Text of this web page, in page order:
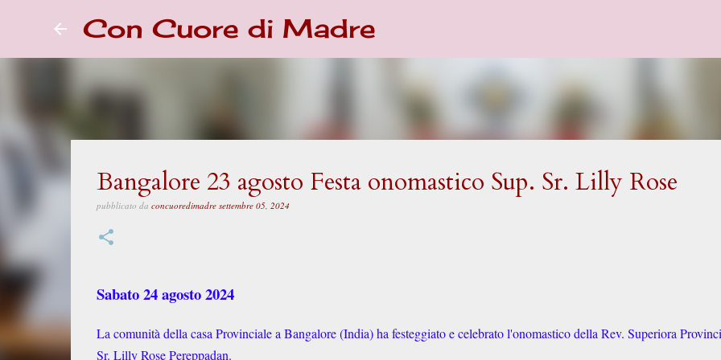
Con Cuore di Madre
Bangalore 23 agosto Festa onomastico Sup. Sr. Lilly Rose
pubblicato da concuoredimadre settembre 05, 2024
Sabato 24 agosto 2024
La comunità della casa Provinciale a Bangalore (India) ha festeggiato e celebrato l'onomastico della Rev. Superiora
Sr. Lilly Rose Pereppadan.